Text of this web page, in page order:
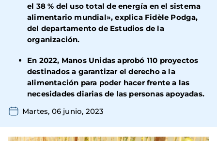
el 38 % del uso total de energía en el sistema
alimentario mundial», explica Fidèle Podga,
del departamento de Estudios de la
organización.
En 2022, Manos Unidas aprobó 110 proyectos
destinados a garantizar el derecho a la
alimentación para poder hacer frente a las
necesidades diarias de las personas apoyadas.
Martes, 06 junio, 2023